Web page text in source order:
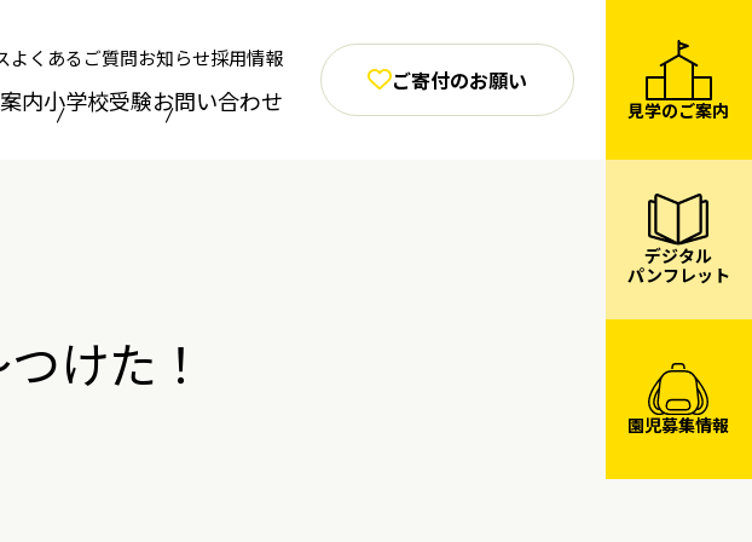
よくあるご質問お知らせ採用情報
内小学校受験お問い合わせ
ご寄付のお願い
見学のご案内
デジタル
パンフレット
園児募集情報
けた！